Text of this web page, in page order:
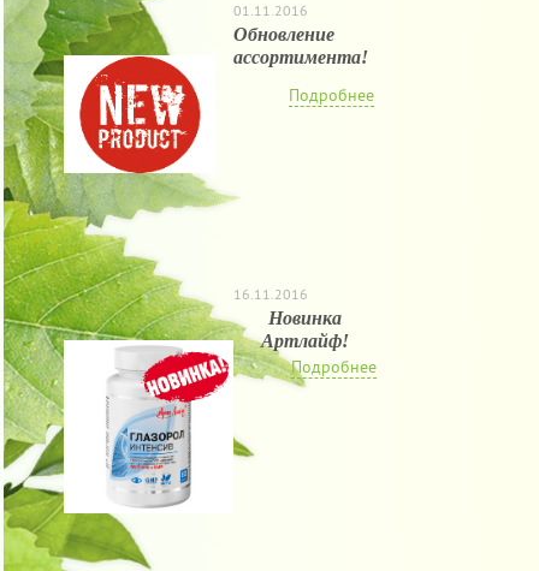
01.11.2016
Обновление
ассортимента!
Подробнее
16.11.2016
Новинка
Артлайф!
Подробнее